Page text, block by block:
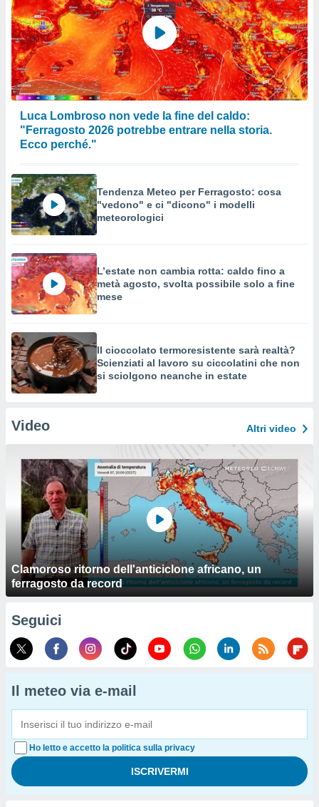
Luca Lombroso non vede la fine del caldo:
"Ferragosto 2026 potrebbe entrare nella storia.
Ecco perché."
Tendenza Meteo per Ferragosto: cosa
"vedono" e ci "dicono" i modelli
meteorologici
L’estate non cambia rotta: caldo fino a
metà agosto, svolta possibile solo a fine
mese
Il cioccolato termoresistente sarà realtà?
Scienziati al lavoro su ciccolatini che non
si sciolgono neanche in estate
Video Altri video
Clamoroso ritorno dell'anticiclone africano, un
ferragosto da record
Seguici
Il meteo via e-mail
Ho letto e accetto la politica sulla privacy